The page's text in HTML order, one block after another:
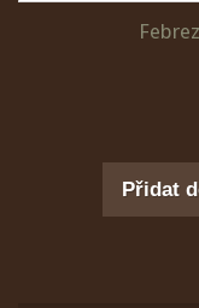
Přidat